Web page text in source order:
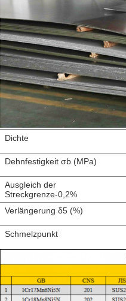
Dichte
Dehnfestigkeit σb (MPa)
Ausgleich der
Streckgrenze-0,2%
Verlängerung δ5 (%)
Schmelzpunkt